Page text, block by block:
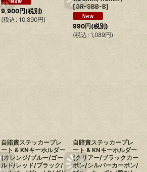
9,900円(税別)
(税込 : 10,890円)
[GR-SBB-B]
990円(税別)
(税込 : 1,089円)
自賠責ステッカープレ
ート & KNキーホルダー
(オレンジ/ブルー/ゴー
ルド/レッド/ブラック/
自賠責ステッカープレ
ート & KNキーホルダー
(クリアー/ブラックカー
ボン/シルバーカーボン/